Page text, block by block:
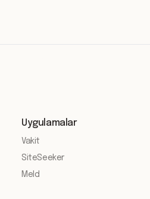
Uygulamalar
Vakit
SiteSeeker
Meld